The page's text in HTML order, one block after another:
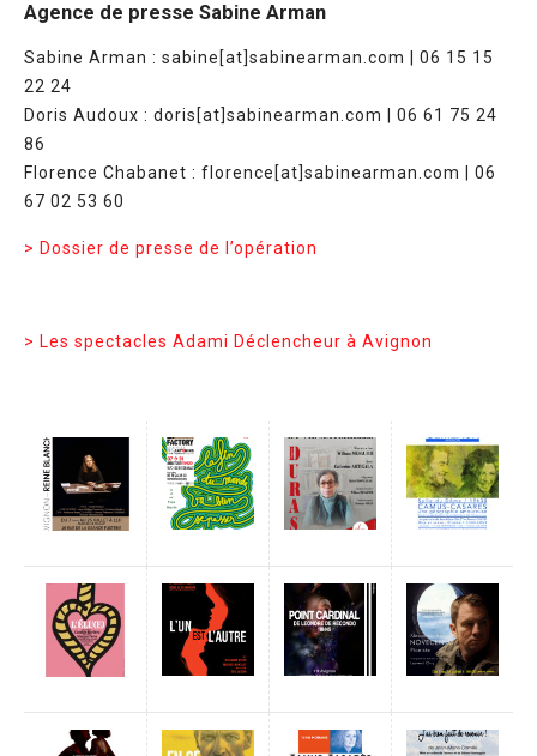
Agence de presse Sabine Arman
Sabine Arman : sabine[at]sabinearman.com | 06 15 15
22 24
Doris Audoux : doris[at]sabinearman.com | 06 61 75 24
86
Florence Chabanet : florence[at]sabinearman.com | 06
67 02 53 60
> Dossier de presse de l’opération
> Les spectacles Adami Déclencheur à Avignon